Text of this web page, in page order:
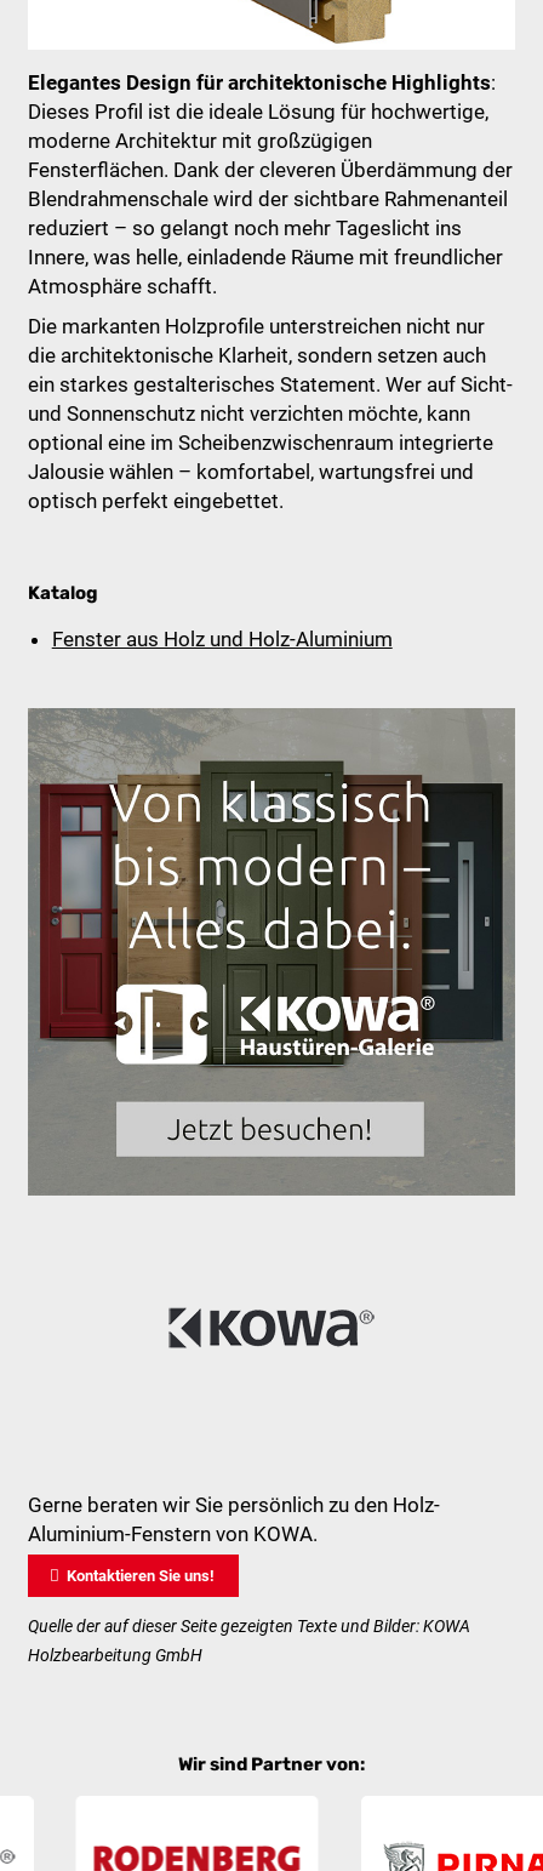
Elegantes Design für architektonische Highlights:
Dieses Profil ist die ideale Lösung für hochwertige,
moderne Architektur mit großzügigen
Fensterflächen. Dank der cleveren Überdämmung der
Blendrahmenschale wird der sichtbare Rahmenanteil
reduziert – so gelangt noch mehr Tageslicht ins
Innere, was helle, einladende Räume mit freundlicher
Atmosphäre schafft.
Die markanten Holzprofile unterstreichen nicht nur
die architektonische Klarheit, sondern setzen auch
ein starkes gestalterisches Statement. Wer auf Sicht-
und Sonnenschutz nicht verzichten möchte, kann
optional eine im Scheibenzwischenraum integrierte
Jalousie wählen – komfortabel, wartungsfrei und
optisch perfekt eingebettet.
Katalog
Fenster aus Holz und Holz-Aluminium
Gerne beraten wir Sie persönlich zu den Holz-
Aluminium-Fenstern von KOWA.
 Kontaktieren Sie uns!
Quelle der auf dieser Seite gezeigten Texte und Bilder: KOWA
Holzbearbeitung GmbH
Wir sind Partner von: